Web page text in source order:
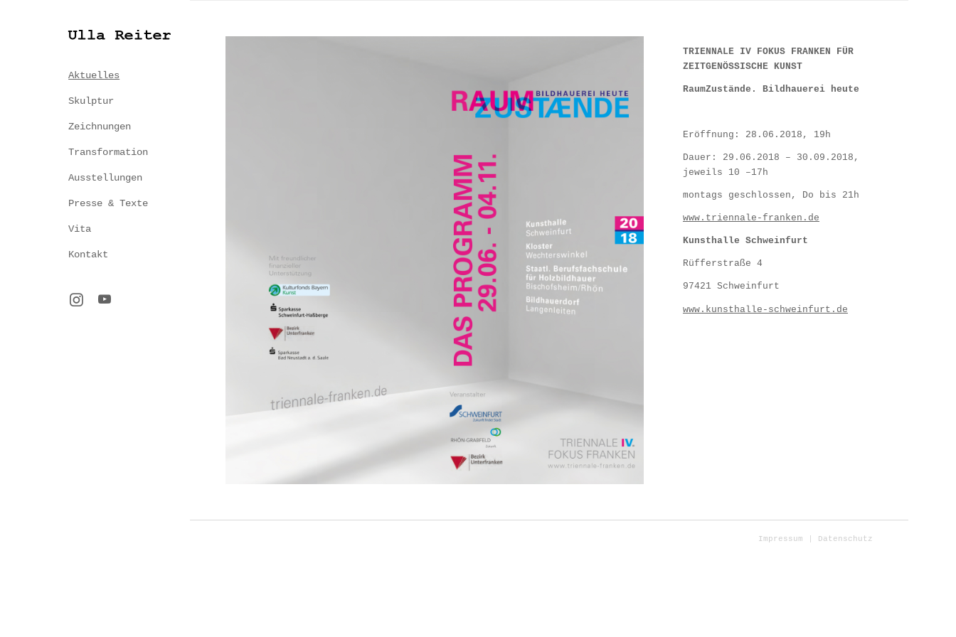
Aktuelles
Skulptur
Zeichnungen
Transformation
Ausstellungen
Presse & Texte
Vita
Kontakt
TRIENNALE IV FOKUS FRANKEN FÜR
ZEITGENÖSSISCHE KUNST
RaumZustände. Bildhauerei heute
Eröffnung: 28.06.2018, 19h
Dauer: 29.06.2018 – 30.09.2018,
jeweils 10 –17h
montags geschlossen, Do bis 21h
www.triennale-franken.de
Kunsthalle Schweinfurt
Rüfferstraße 4
97421 Schweinfurt
www.kunsthalle-schweinfurt.de
Impressum Datenschutz